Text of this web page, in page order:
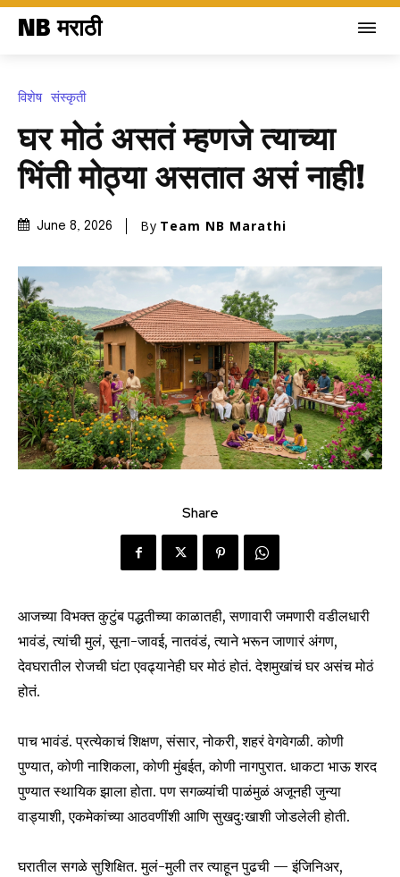
NB मराठी
विशेष संस्कृती
घर मोठं असतं म्हणजे त्याच्या
भिंती मोठ्या असतात असं नाही!
June 8, 2026 By Team NB Marathi
Share
आजच्या विभक्त कुटुंब पद्धतीच्या काळातही, सणावारी जमणारी वडीलधारी
भावंडं, त्यांची मुलं, सूना-जावई, नातवंडं, त्याने भरून जाणारं अंगण,
देवघरातील रोजची घंटा एवढ्यानेही घर मोठं होतं. देशमुखांचं घर असंच मोठं
होतं.
पाच भावंडं. प्रत्येकाचं शिक्षण, संसार, नोकरी, शहरं वेगवेगळी. कोणी
पुण्यात, कोणी नाशिकला, कोणी मुंबईत, कोणी नागपुरात. धाकटा भाऊ शरद
पुण्यात स्थायिक झाला होता. पण सगळ्यांची पाळंमुळं अजूनही जुन्या
वाड्याशी, एकमेकांच्या आठवणींशी आणि सुखदुःखाशी जोडलेली होती.
घरातील सगळे सुशिक्षित. मुलं-मुली तर त्याहून पुढची — इंजिनिअर,